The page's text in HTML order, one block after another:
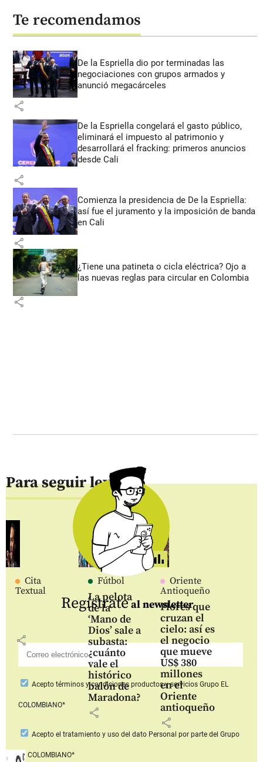
Te recomendamos
De la Espriella dio por terminadas las
negociaciones con grupos armados y
anunció megacárceles
share
De la Espriella congelará el gasto público,
eliminará el impuesto al patrimonio y
desarrollará el fracking: primeros anuncios
desde Cali
share
Comienza la presidencia de De la Espriella:
así fue el juramento y la imposición de banda
en Cali
share
¿Tiene una patineta o cicla eléctrica? Ojo a
las nuevas reglas para circular en Colombia
share
Para seguir leyendo
Cita
Textual
share
Fútbol
La pelota
de la
‘Mano de
Dios’ sale a
subasta:
¿cuánto
vale el
histórico
balón de
Maradona?
share
Oriente
Antioqueño
Flores que
cruzan el
cielo: así es
el negocio
que mueve
US$ 380
millones
en el
Oriente
antioqueño
share
Regístrateal newsletter
Aceptotérminos y condiciones productos y serviciosGrupo EL
COLOMBIANO*
Acepto el tratamiento y uso del dato Personal por parte del Grupo
EL COLOMBIANO*